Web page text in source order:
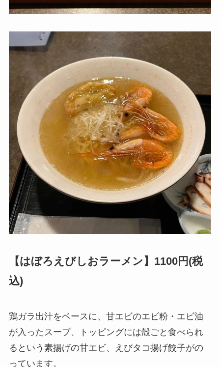
【はぼろえびしおラーメン】1100円(税
込)
鶏ガラ出汁をベースに、甘エビのエビ粉・エビ油
が入ったスープ、トッピングには殻ごと食べられ
るという素揚げの甘エビ、えびタコ揚げ餃子がの
っています。